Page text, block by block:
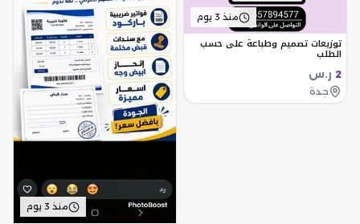
منذ 3 يوم
توزيعات تصميم وطباعة على حسب
الطلب
2 ر.س
جدة
منذ 3 يوم